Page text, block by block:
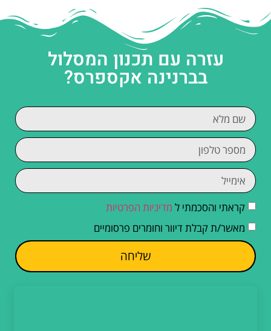
עזרה עם תכנון המסלול
בברנינה אקספרס?
קראתי והסכמתי ל מדיניות הפרטיות
מאשר/ת קבלת דיוור וחומרים פרסומיים
שליחה